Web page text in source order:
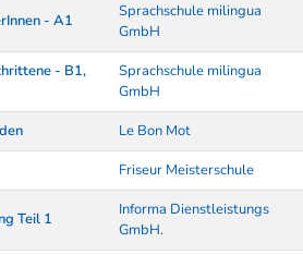
- A1
Sprachschule milingua
GmbH
- B1,
Sprachschule milingua
GmbH
Le Bon Mot
Friseur Meisterschule
Teil 1
Informa Dienstleistungs
GmbH.